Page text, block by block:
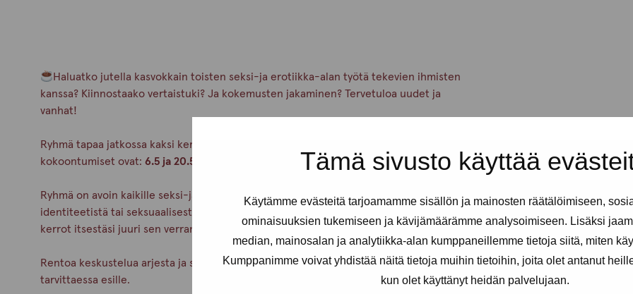
Tämä sivusto käyttää
Käytämme evästeitä tarjoamamme sisällön ja mainosten räätälöimiseen,
ominaisuuksien tukemiseen ja kävijämäärämme analysoimiseen. Lisäksi
median, mainosalan ja analytiikka-alan kumppaneillemme tietoja siitä, miten
Kumppanimme voivat yhdistää näitä tietoja muihin tietoihin, joita olet antanut
kun olet käyttänyt heidän palvelujaan.
Haluatko jutella kasvokkain toisten seksi-ja erotiikka-alan työtä tekevien ihmisten
kanssa? Kiinnostaako vertaistuki? Ja kokemusten jakaminen? Tervetuloa uudet ja
vanhat!
Ryhmä tapaa jatkossa kaksi kertaa kuussa, tiistaisin klo 17-19. Seuraavat kevään 2025
kokoontumiset ovat: 6.5 ja 20.5.
Ryhmä on avoin kaikille seksi-ja erotiikka-alalla toimiville riippumatta sukupuoli-
identiteetistä tai seksuaalisesta suuntautumisesta. Ryhmässä voit olla anonyymi ja
kerrot itsestäsi juuri sen verran kuin haluat.
Rentoa keskustelua arjesta ja seksityöstä, mutta vaikeitakin asioita voi nostaa
tarvittaessa esille.